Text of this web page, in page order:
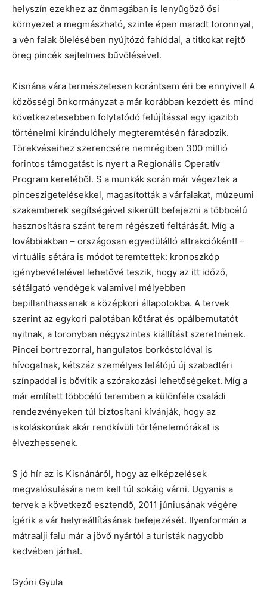
helyszín ezekhez az önmagában is lenyűgöző ősi
környezet a megmászható, szinte épen maradt toronnyal,
a vén falak ölelésében nyújtózó fahíddal, a titkokat rejtő
öreg pincék sejtelmes bűvölésével.
Kisnána vára természetesen korántsem éri be ennyivel! A
közösségi önkormányzat a már korábban kezdett és mind
következetesebben folytatódó felújítással egy igazibb
történelmi kirándulóhely megteremtésén fáradozik.
Törekvéseihez szerencsére nemrégiben 300 millió
forintos támogatást is nyert a Regionális Operatív
Program keretéből. S a munkák során már végeztek a
pinceszigetelésekkel, magasították a várfalakat, múzeumi
szakemberek segítségével sikerült befejezni a többcélú
hasznosításra szánt terem régészeti feltárását. Míg a
továbbiakban – országosan egyedülálló attrakcióként! –
virtuális sétára is módot teremtettek: kronoszkóp
igénybevételével lehetővé teszik, hogy az itt időző,
sétálgató vendégek valamivel mélyebben
bepillanthassanak a középkori állapotokba. A tervek
szerint az egykori palotában kőtárat és opálbemutatót
nyitnak, a toronyban négyszintes kiállítást szeretnének.
Pincei bortrezorral, hangulatos borkóstolóval is
hívogatnak, kétszáz személyes lelátójú új szabadtéri
színpaddal is bővítik a szórakozási lehetőségeket. Míg a
már említett többcélú teremben a különféle családi
rendezvényeken túl biztosítani kívánják, hogy az
iskoláskorúak akár rendkívüli történelemórákat is
élvezhessenek.
S jó hír az is Kisnánáról, hogy az elképzelések
megvalósulására nem kell túl sokáig várni. Ugyanis a
tervek a következő esztendő, 2011 júniusának végére
ígérik a vár helyreállításának befejezését. Ilyenformán a
mátraalji falu már a jövő nyártól a turisták nagyobb
kedvében járhat.
Gyóni Gyula